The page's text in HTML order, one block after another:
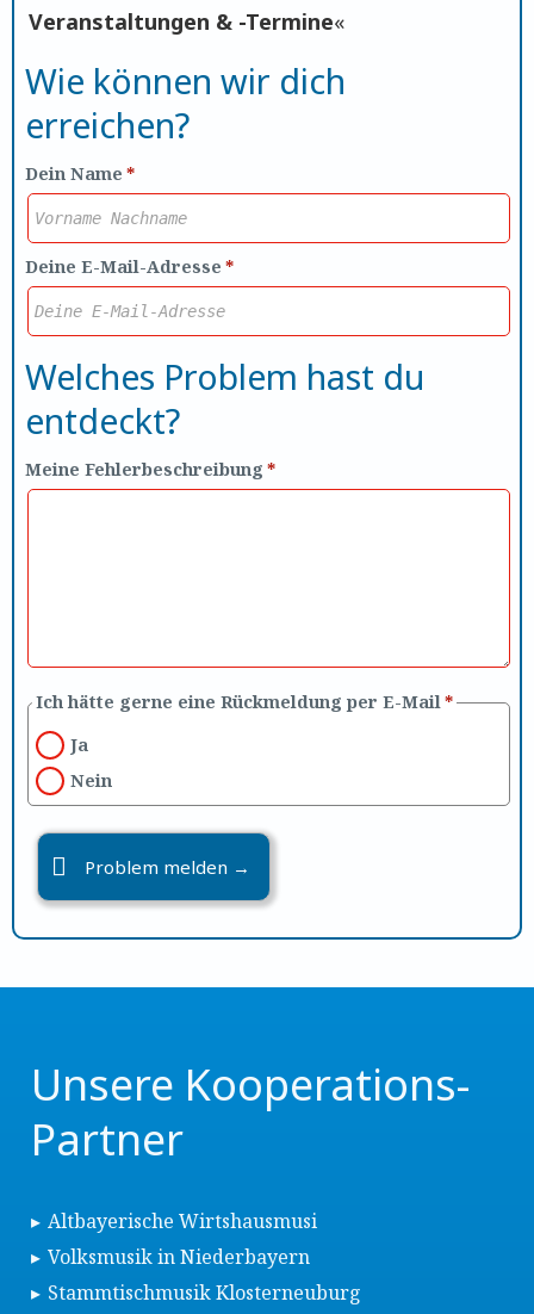
Veranstaltungen & -Termine«
Wie können wir dich
erreichen?
Dein Name *
Deine E-Mail-Adresse *
Welches Problem hast du
entdeckt?
Meine Fehlerbeschreibung *
Ich hätte gerne eine Rückmeldung per E-Mail*
Ja
Nein
Unsere Kooperations-
Partner
Altbayerische Wirtshausmusi
Volksmusik in Niederbayern
Stammtischmusik Klosterneuburg